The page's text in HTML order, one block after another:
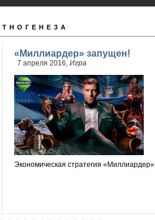
«Миллиардер» запущен!
7 апреля 2016, Игра
Экономическая стратегия «Миллиардер»